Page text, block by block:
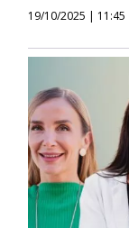
19/10/2025 | 11:45